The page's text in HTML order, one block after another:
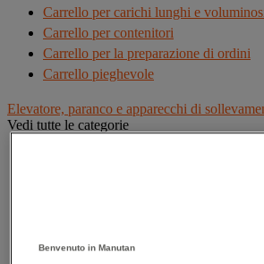
Carrello per carichi lunghi e
Carrello per contenitori
Carrello per la preparazione di ordini
Carrello pieghevole
Elevatore, paranco e apparecchi di
Vedi tutte le categorie
Benvenuto in Manutan